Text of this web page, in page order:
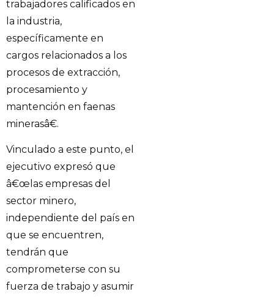
trabajadores calificados en
la industria,
específicamente en
cargos relacionados a los
procesos de extracción,
procesamiento y
mantención en faenas
minerasâ€.
Vinculado a este punto, el
ejecutivo expresó que
â€œlas empresas del
sector minero,
independiente del país en
que se encuentren,
tendrán que
comprometerse con su
fuerza de trabajo y asumir